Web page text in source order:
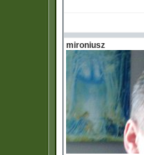
mironiusz